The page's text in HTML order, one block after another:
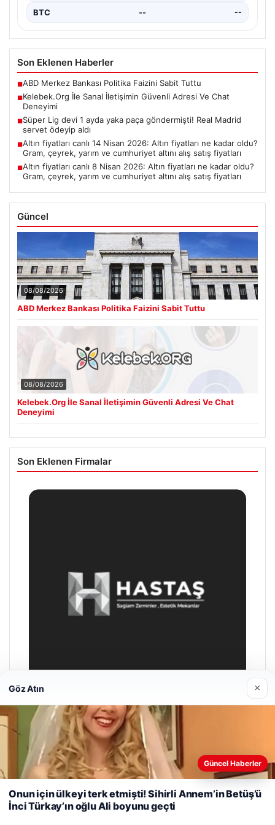
BTC -- --
Son Eklenen Haberler
■ABD Merkez Bankası Politika Faizini Sabit Tuttu
■Kelebek.Org İle Sanal İletişimin Güvenli Adresi Ve Chat
Deneyimi
■Süper Lig devi 1 ayda yaka paça göndermişti! Real Madrid
servet ödeyip aldı
■Altın fiyatları canlı 14 Nisan 2026: Altın fiyatları ne kadar oldu?
Gram, çeyrek, yarım ve cumhuriyet altını alış satış fiyatları
■Altın fiyatları canlı 8 Nisan 2026: Altın fiyatları ne kadar oldu?
Gram, çeyrek, yarım ve cumhuriyet altını alış satış fiyatları
Güncel
08/08/2026
ABD Merkez Bankası Politika Faizini Sabit Tuttu
08/08/2026
Kelebek.Org İle Sanal İletişimin Güvenli Adresi Ve Chat
Deneyimi
Son Eklenen Firmalar
Hastaş Beton
26/05/2026
Web sitemizi nasıl kullandığınızı daha iyi anlayabilmek,
deneyiminizi kişiselleştirmek ve geliştirmek amacıyla çerezler
kullanıyoruz.Çerez Politikamız
Reddet Kabul Et
Göz Atın ×
Güncel Haberler
Onun için ülkeyi terk etmişti! Sihirli Annem’in Betüş’ü
İnci Türkay’ın oğlu Ali boyunu geçti